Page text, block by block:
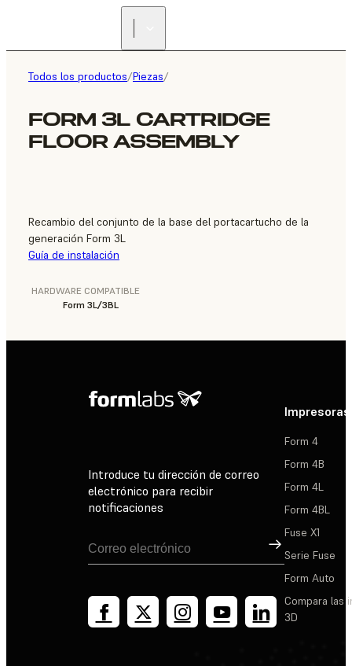
Todos los productos/Piezas/
FORM 3L CARTRIDGE
FLOOR ASSEMBLY
Recambio del conjunto de la base del portacartucho de la
generación Form 3L
Guía de instalación
HARDWARE COMPATIBLE
Form 3L/3BL
Introduce tu dirección de correo
electrónico para recibir
notificaciones
Suscribirse
Impresoras
Form 4
Form 4B
Form 4L
Form 4BL
Fuse X1
Serie Fuse
Form Auto
Compara las
3D